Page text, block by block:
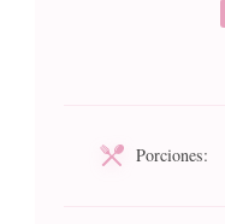
Porciones: